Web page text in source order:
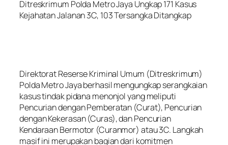
Ditreskrimum Polda Metro Jaya Ungkap 171 Kasus
Kejahatan Jalanan 3C, 103 Tersangka Ditangkap
Direktorat Reserse Kriminal Umum (Ditreskrimum)
Polda Metro Jaya berhasil mengungkap serangkaian
kasus tindak pidana menonjol yang meliputi
Pencurian dengan Pemberatan (Curat), Pencurian
dengan Kekerasan (Curas), dan Pencurian
Kendaraan Bermotor (Curanmor) atau 3C. Langkah
masif ini merupakan bagian dari komitmen